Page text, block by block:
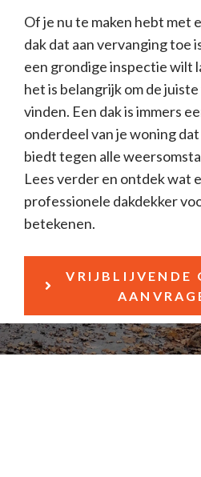
Of je nu te maken hebt met
dak dat aan vervanging toe
een grondige inspectie wilt
het is belangrijk om de
vinden. Een dak is immers
onderdeel van je woning
biedt tegen alle
Lees verder en ontdek wat
professionele dakdekker
betekenen.
VRIJBLIJVENDE